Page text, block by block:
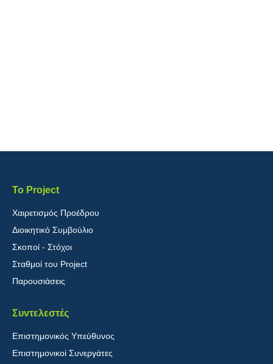
Το Project
Χαιρετισμός Προέδρου
Διοικητικό Συμβούλιο
Σκοποί - Στόχοι
Σταθμοί του Project
Παρουσιάσεις
Συντελεστές
Επιστημονικός Υπεύθυνος
Επιστημονικοί Συνεργάτες